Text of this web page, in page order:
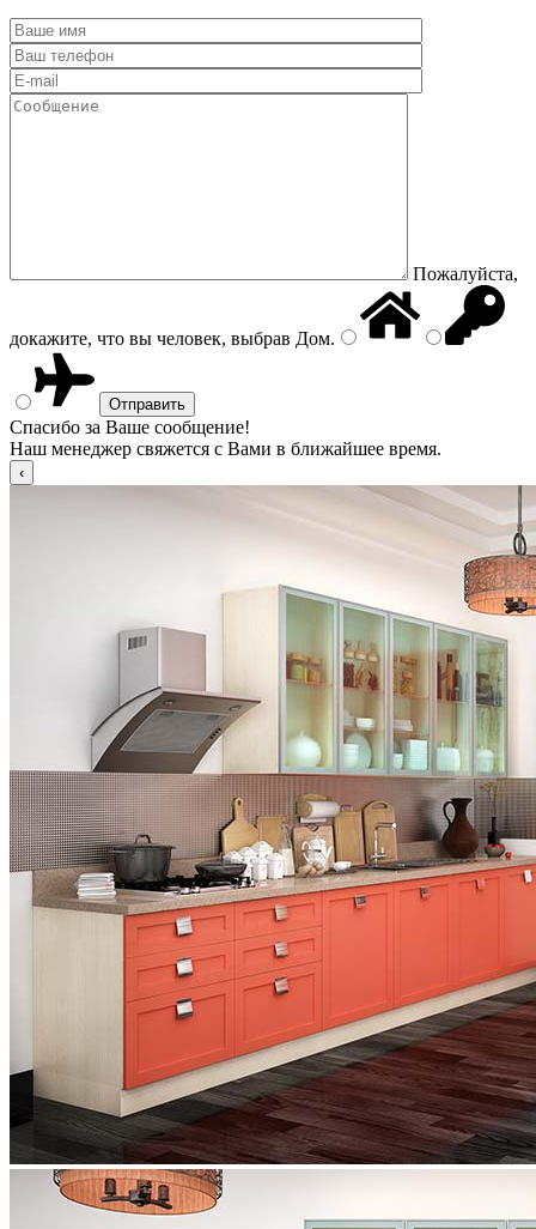
Пожалуйста,
докажите, что вы человек, выбрав Дом.
Спасибо за Ваше сообщение!
Наш менеджер свяжется с Вами в ближайшее время.